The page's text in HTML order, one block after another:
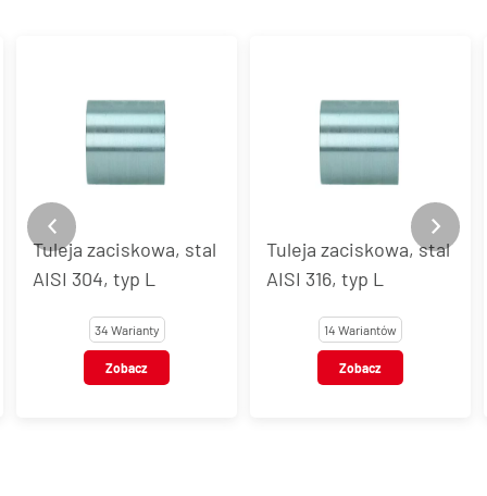
Tuleja zaciskowa, stal
AISI 304, typ L
34 Warianty
Zobacz
Tuleja zaciskowa, stal
AISI 316, typ L
14 Wariantów
Zobacz